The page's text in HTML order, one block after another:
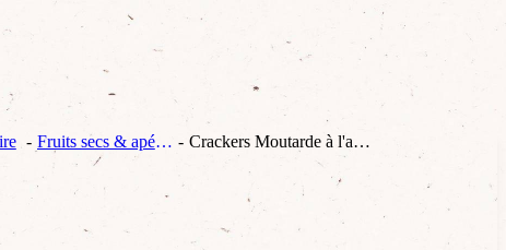
Fruits secs & apéritifs Crackers Moutarde à l'ancienne